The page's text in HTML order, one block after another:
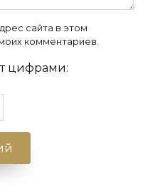
сайта в этом
комментариев.
цифрами: